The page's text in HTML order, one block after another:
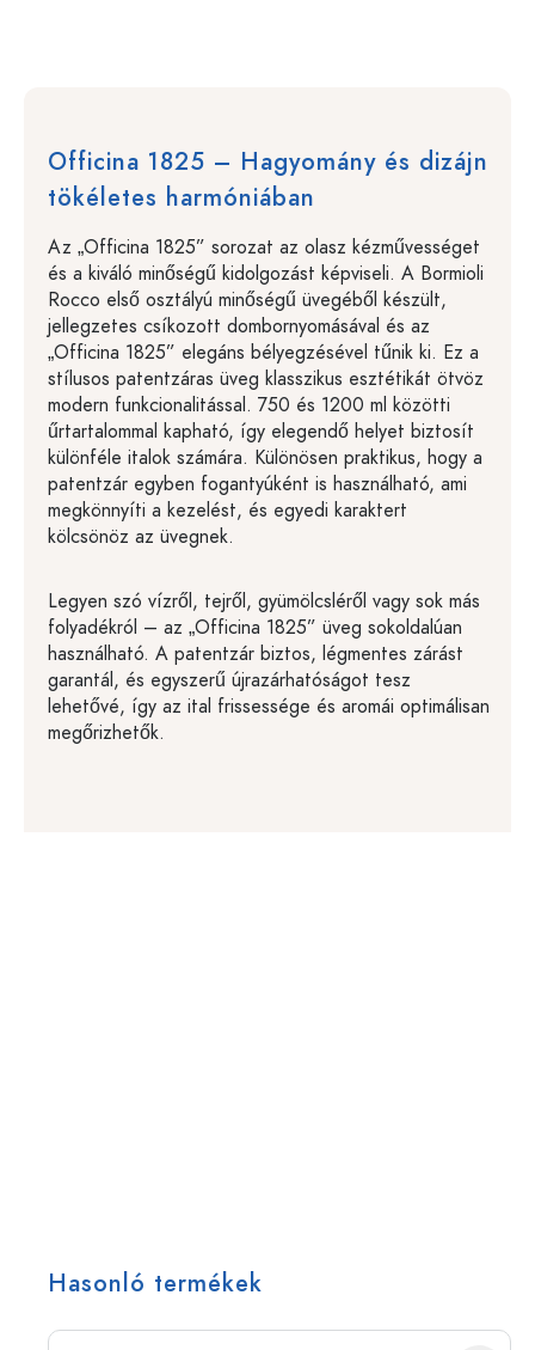
Officina 1825 – Hagyomány és dizájn
tökéletes harmóniában
Az „Officina 1825” sorozat az olasz kézművességet
és a kiváló minőségű kidolgozást képviseli. A Bormioli
Rocco első osztályú minőségű üvegéből készült,
jellegzetes csíkozott dombornyomásával és az
„Officina 1825” elegáns bélyegzésével tűnik ki. Ez a
stílusos patentzáras üveg klasszikus esztétikát ötvöz
modern funkcionalitással. 750 és 1200 ml közötti
űrtartalommal kapható, így elegendő helyet biztosít
különféle italok számára. Különösen praktikus, hogy a
patentzár egyben fogantyúként is használható, ami
megkönnyíti a kezelést, és egyedi karaktert
kölcsönöz az üvegnek.
Legyen szó vízről, tejről, gyümölcsléről vagy sok más
folyadékról – az „Officina 1825” üveg sokoldalúan
használható. A patentzár biztos, légmentes zárást
garantál, és egyszerű újrazárhatóságot tesz
lehetővé, így az ital frissessége és aromái optimálisan
megőrizhetők.
Hasonló termékek